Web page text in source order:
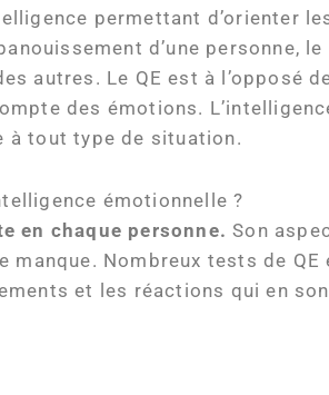
permettant d’orienter
d’une personne,
autres. Le QE est à l’opposé
des émotions.
à tout type de situation.
émotionnelle ?
en chaque personne.Son
manque. Nombreux tests de
et les réactions qui en